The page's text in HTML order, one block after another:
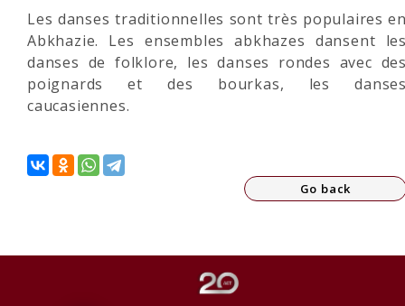
Les danses traditionnelles sont très populaires
Abkhazie. Les ensembles abkhazes dansent
danses de folklore, les danses rondes avec
poignards et des bourkas, les
caucasiennes.
Go back